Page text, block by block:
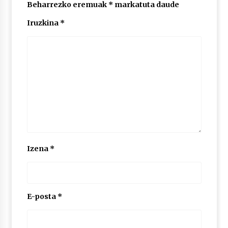
2026/07/03
Beharrezko eremuak * markatuta daude
Iruzkina *
Izena *
E-posta *